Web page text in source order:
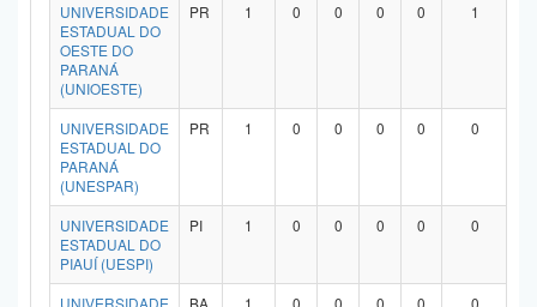
UNIVERSIDADE
ESTADUAL DO
OESTE DO
PARANÁ
(UNIOESTE)
PR 1 0 0 0 0 1
UNIVERSIDADE
ESTADUAL DO
PARANÁ
(UNESPAR)
PR 1 0 0 0 0 0
UNIVERSIDADE
ESTADUAL DO
PIAUÍ (UESPI)
PI 1 0 0 0 0 0
UNIVERSIDADE
BA 1 0 0 0 0 0